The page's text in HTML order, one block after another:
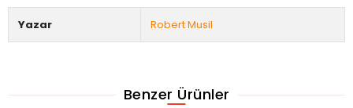
Yazar Robert Musil
Benzer Ürünler